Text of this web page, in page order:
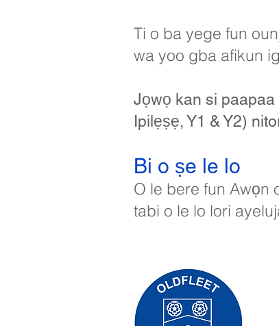
Ti o ba yege fun
wa yoo gba afikun
Jọwọ kan si
Ipilẹṣẹ, Y1 & Y2)
Bi o ṣe le lo
O le bere fun Awọn
tabi o le lo lori